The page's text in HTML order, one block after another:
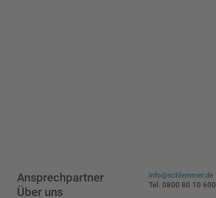
Ansprechpartner
Über uns
info@schlemmer.de
Tel. 0800 80 10 600